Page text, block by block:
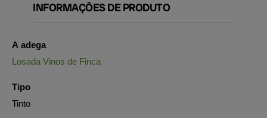
INFORMAÇÕES DE PRODUTO
A adega
Losada Vinos de Finca
Tipo
Tinto